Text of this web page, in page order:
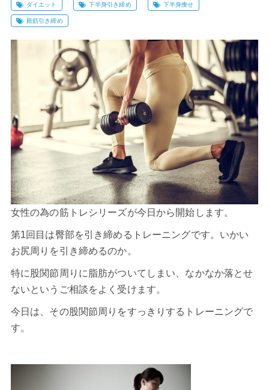
ダイエット 下半身引き締め 下半身痩せ
殿筋引き締め
女性の為の筋トレシリーズが今日から開始します。
第1回目は臀部を引き締めるトレーニングです。いかい
お尻周りを引き締めるのか。
特に股関節周りに脂肪がついてしまい、なかなか落とせ
ないというご相談をよく受けます。
今日は、その股関節周りをすっきりするトレーニングで
す。